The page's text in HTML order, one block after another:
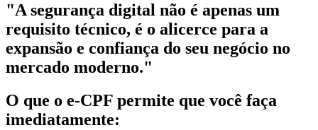
"A segurança digital não é apenas um
requisito técnico, é o alicerce para a
expansão e confiança do seu negócio no
mercado moderno."
O que o e-CPF permite que você faça
imediatamente: